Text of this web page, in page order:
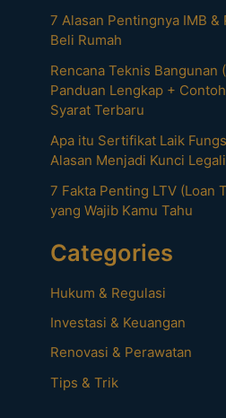
7 Alasan Pentingnya IMB &
Beli Rumah
Rencana Teknis Bangunan
Panduan Lengkap +
Syarat Terbaru
Apa itu Sertifikat Laik
Alasan Menjadi Kunci
7 Fakta Penting LTV (Loan
yang Wajib Kamu Tahu
Categories
Hukum & Regulasi
Investasi & Keuangan
Renovasi & Perawatan
Tips & Trik